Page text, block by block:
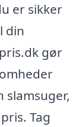
er sikker
din
gør
Tag